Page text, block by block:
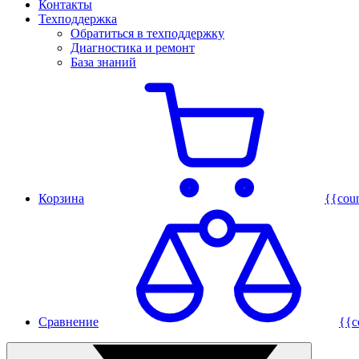
Контакты
Техподдержка
Обратиться в техподдержку
Диагностика и ремонт
База знаний
Корзина
Сравнение